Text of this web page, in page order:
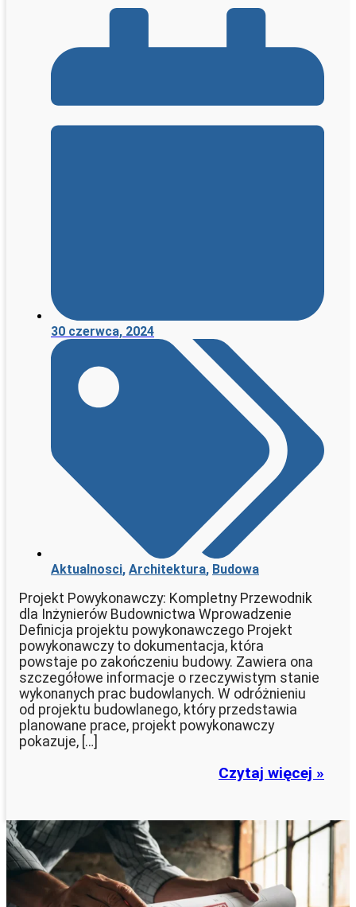
30 czerwca, 2024
Aktualnosci, Architektura, Budowa
Projekt Powykonawczy: Kompletny Przewodnik
dla Inżynierów Budownictwa Wprowadzenie
Definicja projektu powykonawczego Projekt
powykonawczy to dokumentacja, która
powstaje po zakończeniu budowy. Zawiera ona
szczegółowe informacje o rzeczywistym stanie
wykonanych prac budowlanych. W odróżnieniu
od projektu budowlanego, który przedstawia
planowane prace, projekt powykonawczy
pokazuje, […]
Czytaj więcej »